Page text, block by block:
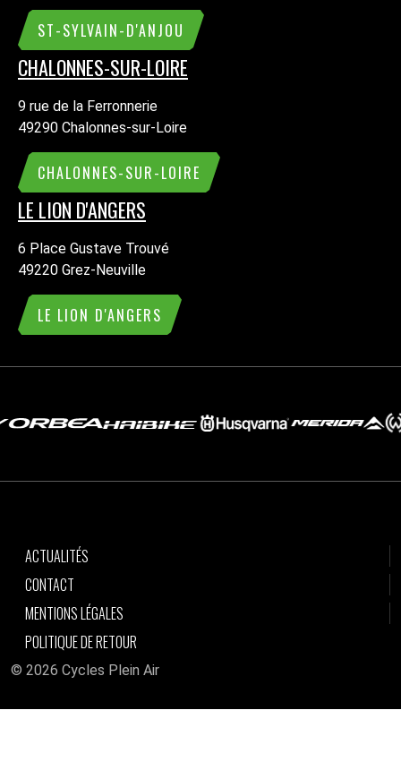
ST-SYLVAIN-D'ANJOU
CHALONNES-SUR-LOIRE
9 rue de la Ferronnerie
49290 Chalonnes-sur-Loire
CHALONNES-SUR-LOIRE
LE LION D'ANGERS
6 Place Gustave Trouvé
49220 Grez-Neuville
LE LION D'ANGERS
© 2026 Cycles Plein Air
ACTUALITÉS
CONTACT
MENTIONS LÉGALES
POLITIQUE DE RETOUR